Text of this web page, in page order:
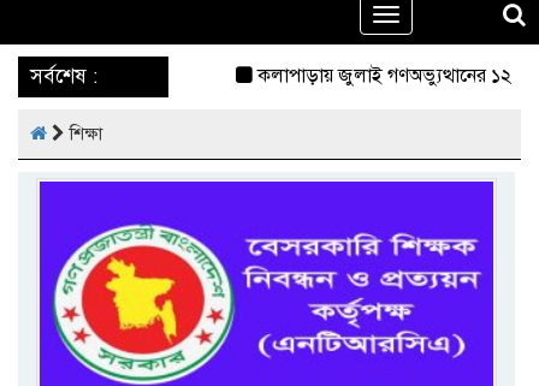
Toggle
navigation
‌ সর্বশেষ : কলাপাড়ায় জুলাই গণঅভ্যুত্থানের ১২
শিক্ষা